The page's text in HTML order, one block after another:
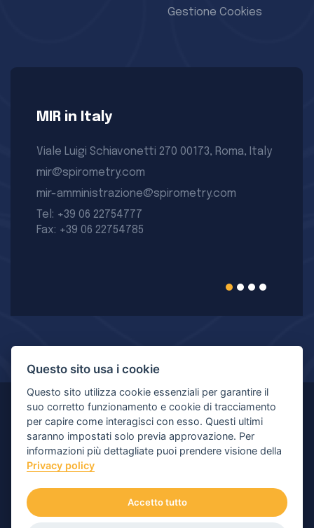
Gestione Cookies
MIR in Italy
Viale Luigi Schiavonetti 270 00173, Roma, Italy
mir@spirometry.com
mir-amministrazione@spirometry.com
Tel: +39 06 22754777
Fax: +39 06 22754785
© Copyright 2026 MIR - Medical International Research
S.p.A. - All rights reserved.
Viale Luigi Schiavonetti 270-278, 00173 Roma (RM) |
Numero di iscrizione Registro Imprese: Roma 04564101006
Questo sito usa i cookie
Questo sito utilizza cookie essenziali per garantire il
suo corretto funzionamento e cookie di tracciamento
per capire come interagisci con esso. Questi ultimi
saranno impostati solo previa approvazione. Per
informazioni più dettagliate puoi prendere visione della
Privacy policy
Accetto tutto